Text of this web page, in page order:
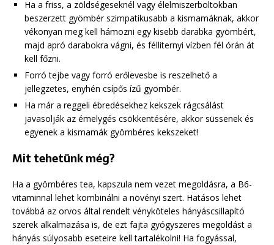
Ha a friss, a zöldségeseknél vagy élelmiszerboltokban
beszerzett gyömbér szimpatikusabb a kismamáknak, akkor
vékonyan meg kell hámozni egy kisebb darabka gyömbért,
majd apró darabokra vágni, és félliternyi vízben fél órán át
kell főzni.
Forró tejbe vagy forró erőlevesbe is reszelhető a
jellegzetes, enyhén csípős ízű gyömbér.
Ha már a reggeli ébredésekhez kekszek rágcsálást
javasolják az émelygés csökkentésére, akkor süssenek és
egyenek a kismamák gyömbéres kekszeket!
Mit tehetünk még?
Ha a gyömbéres tea, kapszula nem vezet megoldásra, a B6-
vitaminnal lehet kombinálni a növényi szert. Hatásos lehet
továbbá az orvos által rendelt vényköteles hányáscsillapító
szerek alkalmazása is, de ezt fajta gyógyszeres megoldást a
hányás súlyosabb eseteire kell tartalékolni! Ha fogyással,